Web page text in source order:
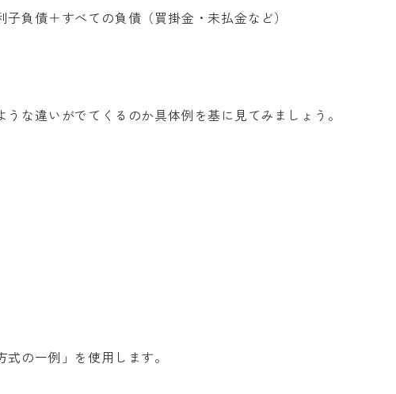
負債＋すべての負債（買掛金・未払金など）
な違いがでてくるのか具体例を基に見てみましょう。
の一例」を使用します。